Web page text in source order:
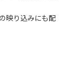
映り込みにも配